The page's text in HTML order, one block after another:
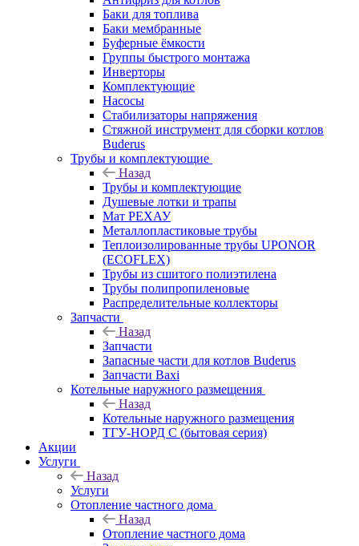
Баки для топлива
Баки мембранные
Буферные ёмкости
Группы быстрого монтажа
Инверторы
Комплектующие
Насосы
Стабилизаторы напряжения
Стяжной инструмент для сборки котлов
Buderus
Трубы и комплектующие
Назад
Трубы и комплектующие
Душевые лотки и трапы
Мат РЕХАУ
Металлопластиковые трубы
Теплоизолированные трубы UPONOR
(ECOFLEX)
Трубы из сшитого полиэтилена
Трубы полипропиленовые
Распределительные коллекторы
Запчасти
Назад
Запчасти
Запасные части для котлов Buderus
Запчасти Baxi
Котельные наружного размещения
Назад
Котельные наружного размещения
ТГУ-НОРД С (бытовая серия)
Акции
Услуги
Назад
Услуги
Отопление частного дома
Назад
Отопление частного дома